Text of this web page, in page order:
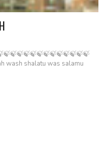
wash shalatu was salamu